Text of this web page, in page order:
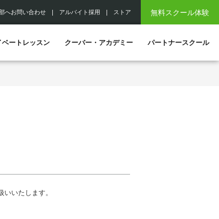
無料スクール体験
へお問い合わせ アルバイト採用 ストア
ベートレッスン クーバー・アカデミー パートナースクール
いたします。